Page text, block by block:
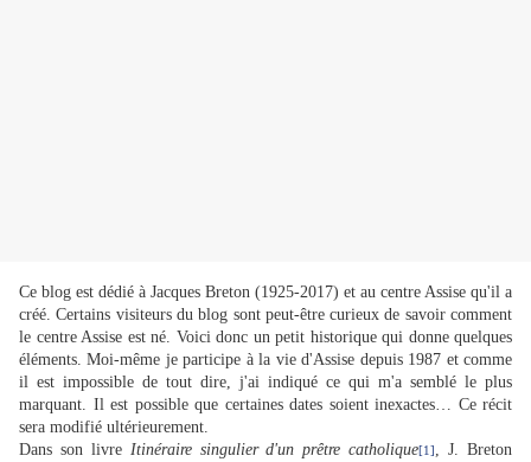
Ce blog est dédié à Jacques Breton (1925-2017) et au centre Assise qu'il a
créé. Certains visiteurs du blog sont peut-être curieux de savoir comment
le centre Assise est né. Voici donc un petit historique qui donne quelques
éléments. Moi-même je participe à la vie d'Assise depuis 1987 et comme
il est impossible de tout dire, j'ai indiqué ce qui m'a semblé le plus
marquant. Il est possible que certaines dates soient inexactes… Ce récit
sera modifié ultérieurement.
Dans son livre Itinéraire singulier d'un prêtre catholique[1] , J. Breton